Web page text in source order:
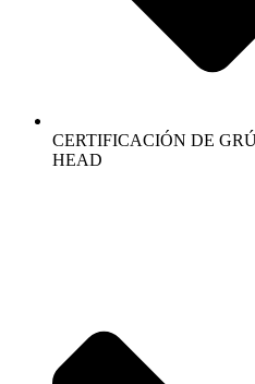
CERTIFICACIÓN DE
HEAD